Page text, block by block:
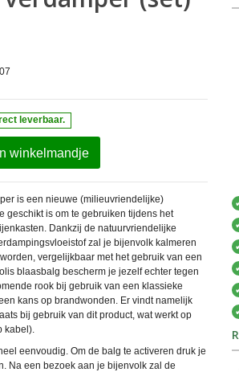
leverbaar.
In winkelmandje
is een nieuwe (milieuvriendelijke)
geschikt is om te gebruiken tijdens het
Dankzij de natuurvriendelijke
zal je bijenvolk kalmeren
vergelijkbaar met het gebruik van een
blaasbalg bescherm je jezelf echter tegen
rook bij gebruik van een klassieke
kans op brandwonden. Er vindt namelijk
bij gebruik van dit product, wat werkt op
kabel).
eenvoudig. Om de balg te activeren druk je
Na een bezoek aan je bijenvolk zal de